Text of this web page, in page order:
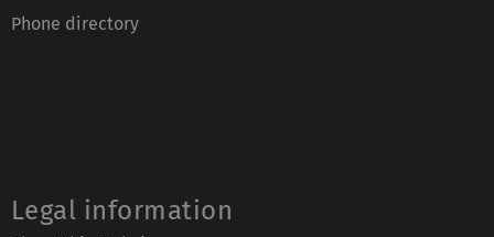
Phone directory
Legal information